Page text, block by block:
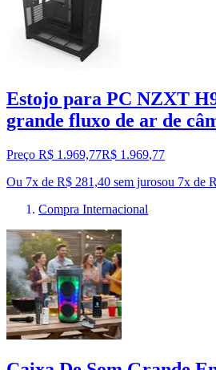
Estojo para PC NZXT
grande fluxo de ar de
Preço R$ 1.969,77R$ 1.969,77
Ou 7x de R$ 281,40 sem jurosou 7x de
Compra Internacional